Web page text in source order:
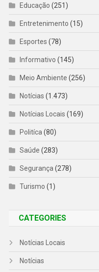
Educação (251)
Entretenimento (15)
Esportes (78)
Informativo (145)
Meio Ambiente (256)
Notícias (1.473)
Notícias Locais (169)
Politíca (80)
Saúde (283)
Segurança (278)
Turismo (1)
CATEGORIES
Notícias Locais
Notícias